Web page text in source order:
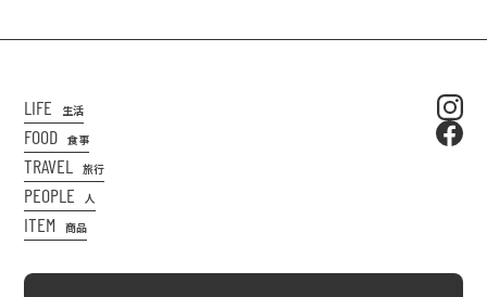
LIFE 生活
FOOD 食事
TRAVEL 旅行
PEOPLE 人
ITEM 商品